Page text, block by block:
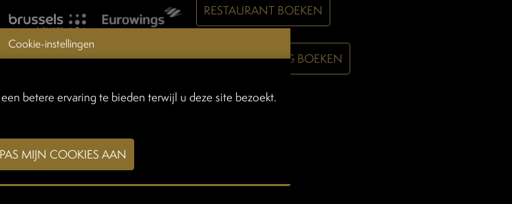
TAVOLA-TARIEVEN
RESTAURANT BOEKEN
OVERNACHTING BOEKEN
Cookie-instellingen
betere ervaring te bieden terwijl u deze site bezoekt.